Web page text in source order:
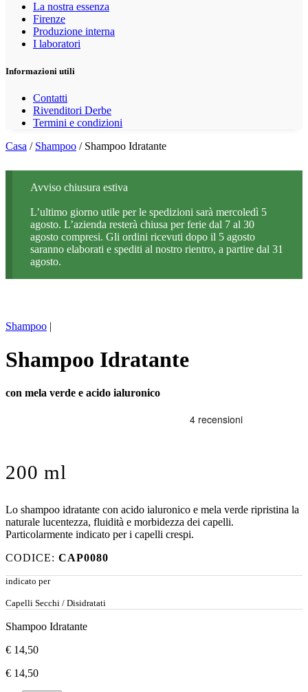
La nostra essenza
Firenze
Produzione interna
I laboratori
Informazioni utili
Contatti
Rivenditori Derbe
Termini e condizioni
Casa / Shampoo / Shampoo Idratante
Avviso chiusura estiva
L’ultimo giorno utile per le spedizioni sarà mercoledì 5
agosto. L’azienda resterà chiusa per ferie dal 7 al 30
agosto compresi. Gli ordini ricevuti dopo il 5 agosto
saranno elaborati e spediti al nostro rientro, a partire dal 31
agosto.
Shampoo |
Shampoo Idratante
con mela verde e acido ialuronico
200 ml
Lo shampoo idratante con acido ialuronico e mela verde ripristina la
naturale lucentezza, fluidità e morbidezza dei capelli.
Particolarmente indicato per i capelli crespi.
CODICE: CAP0080
indicato per
Capelli Secchi / Disidratati
Shampoo Idratante
€ 14,50
€ 14,50